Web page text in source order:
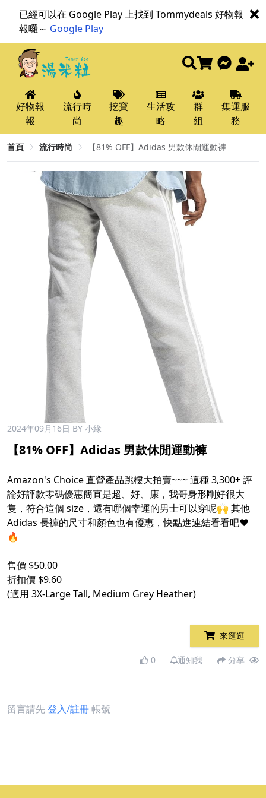
已經可以在 Google Play 上找到 Tommydeals 好物報
報囉～ Google Play
好物報
報
流行時
尚
挖寶
趣
生活攻
略
群
組
集運服
務
首頁 流行時尚 【81% OFF】Adidas 男款休閒運動褲
2024年09月16日 BY 小緣
【81% OFF】Adidas 男款休閒運動褲
Amazon's Choice 直營產品跳樓大拍賣~~~ 這種 3,300+ 評
論好評款零碼優惠簡直是超、好、康，我哥身形剛好很大
隻，符合這個 size，還有哪個幸運的男士可以穿呢🙌 其他
Adidas 長褲的尺寸和顏色也有優惠，快點進連結看看吧❤️
🔥
售價 $50.00
折扣價 $9.60
(適用 3X-Large Tall, Medium Grey Heather)
來逛逛
0 通知我 分享
留言請先登入/註冊帳號